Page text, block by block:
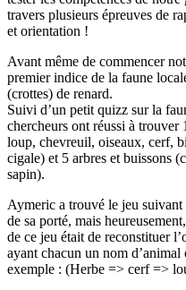
travers plusieurs épreuves de
et orientation !
Avant même de commencer
premier indice de la faune
(crottes) de renard.
Suivi d’un petit quizz sur la
chercheurs ont réussi à trouver
loup, chevreuil, oiseaux, cerf,
cigale) et 5 arbres et buissons
sapin).
Aymeric a trouvé le jeu suivant
de sa porté, mais
de ce jeu était de reconstituer
ayant chacun un nom
exemple : (Herbe => cerf =>